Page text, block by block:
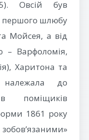
Овсій був
першого шлюбу
Мойсея, а від
Варфоломія,
Харитона та
до
поміщиків
1861 року